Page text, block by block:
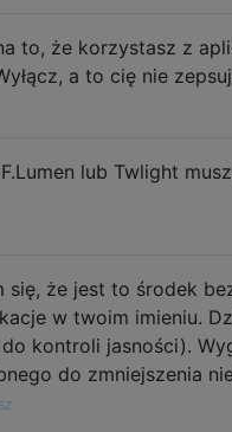
to, że korzystasz z
a to cię nie
lub Twlight
się, że jest to środek
w twoim imieniu.
kontroli jasności).
do zmniejszenia